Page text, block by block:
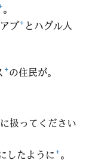
。
ブ+とハグル人
+の住民が。
扱ってください
したように+。